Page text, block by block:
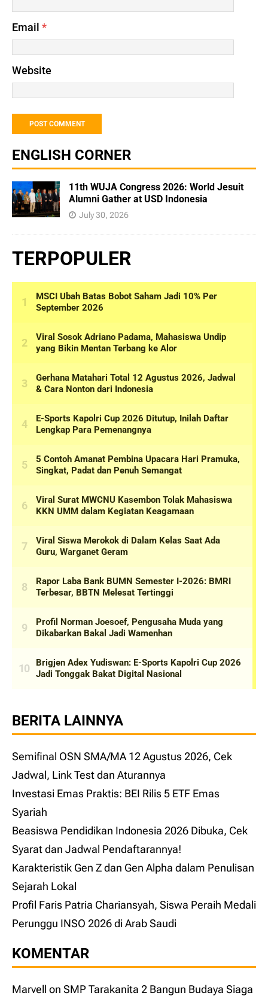
Email *
Website
ENGLISH CORNER
11th WUJA Congress 2026: World Jesuit
Alumni Gather at USD Indonesia
July 30, 2026
TERPOPULER
BERITA LAINNYA
Semifinal OSN SMA/MA 12 Agustus 2026, Cek
Jadwal, Link Test dan Aturannya
Investasi Emas Praktis: BEI Rilis 5 ETF Emas
Syariah
Beasiswa Pendidikan Indonesia 2026 Dibuka, Cek
Syarat dan Jadwal Pendaftarannya!
Karakteristik Gen Z dan Gen Alpha dalam Penulisan
Sejarah Lokal
Profil Faris Patria Chariansyah, Siswa Peraih Medali
Perunggu INSO 2026 di Arab Saudi
KOMENTAR
Marvell on SMP Tarakanita 2 Bangun Budaya Siaga